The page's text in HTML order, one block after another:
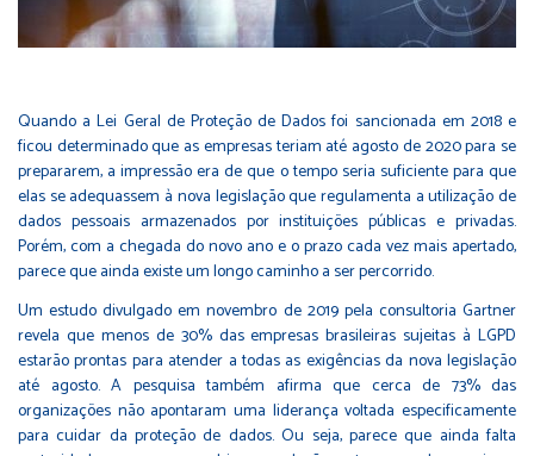
Quando a Lei Geral de Proteção de Dados foi sancionada em 2018 e
ficou determinado que as empresas teriam até agosto de 2020 para se
prepararem, a impressão era de que o tempo seria suficiente para que
elas se adequassem à nova legislação que regulamenta a utilização de
dados pessoais armazenados por instituições públicas e privadas.
Porém, com a chegada do novo ano e o prazo cada vez mais apertado,
parece que ainda existe um longo caminho a ser percorrido.
Um estudo divulgado em novembro de 2019 pela consultoria Gartner
revela que menos de 30% das empresas brasileiras sujeitas à LGPD
estarão prontas para atender a todas as exigências da nova legislação
até agosto. A pesquisa também afirma que cerca de 73% das
organizações não apontaram uma liderança voltada especificamente
para cuidar da proteção de dados. Ou seja, parece que ainda falta